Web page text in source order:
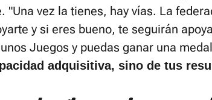
"Una vez la tienes, hay vías. La
y si eres bueno, te seguirán
Juegos y puedas ganar una
adquisitiva, sino de tus